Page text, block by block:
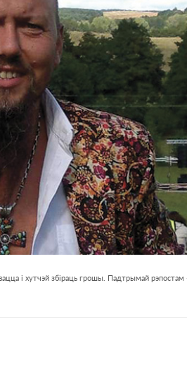
і хутчэй збіраць грошы. Падтрымай рэпостам